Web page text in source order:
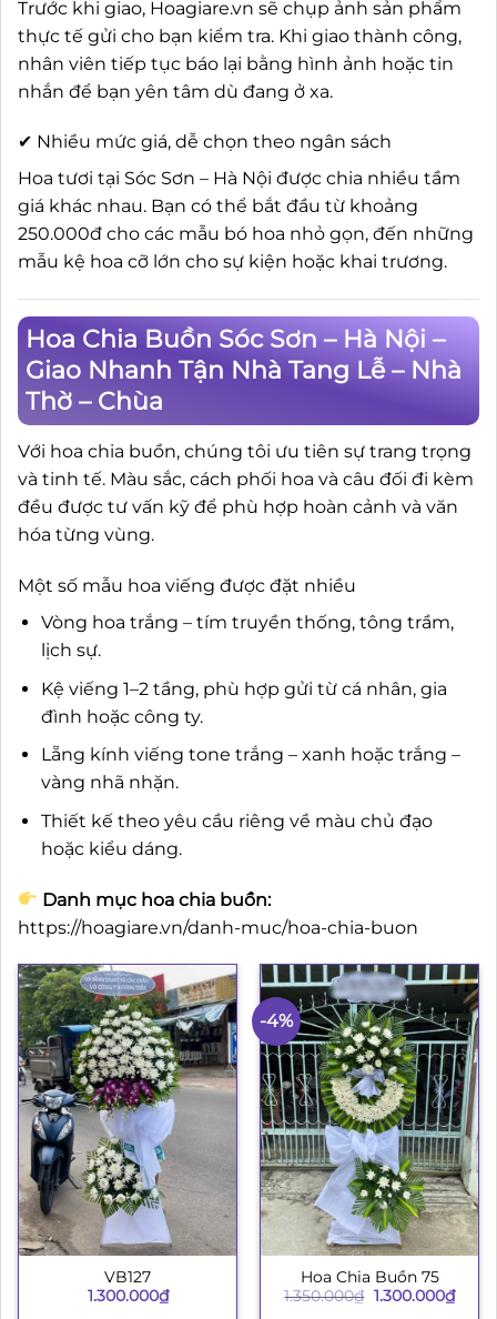
Trước khi giao, Hoagiare.vn sẽ chụp ảnh sản phẩm
thực tế gửi cho bạn kiểm tra. Khi giao thành công,
nhân viên tiếp tục báo lại bằng hình ảnh hoặc tin
nhắn để bạn yên tâm dù đang ở xa.
✔ Nhiều mức giá, dễ chọn theo ngân sách
Hoa tươi tại Sóc Sơn – Hà Nội được chia nhiều tầm
giá khác nhau. Bạn có thể bắt đầu từ khoảng
250.000đ cho các mẫu bó hoa nhỏ gọn, đến những
mẫu kệ hoa cỡ lớn cho sự kiện hoặc khai trương.
Hoa Chia Buồn Sóc Sơn – Hà Nội –
Giao Nhanh Tận Nhà Tang Lễ – Nhà
Thờ – Chùa
Với hoa chia buồn, chúng tôi ưu tiên sự trang trọng
và tinh tế. Màu sắc, cách phối hoa và câu đối đi kèm
đều được tư vấn kỹ để phù hợp hoàn cảnh và văn
hóa từng vùng.
Một số mẫu hoa viếng được đặt nhiều
Vòng hoa trắng – tím truyền thống, tông trầm,
lịch sự.
Kệ viếng 1–2 tầng, phù hợp gửi từ cá nhân, gia
đình hoặc công ty.
Lẵng kính viếng tone trắng – xanh hoặc trắng –
vàng nhã nhặn.
Thiết kế theo yêu cầu riêng về màu chủ đạo
hoặc kiểu dáng.
Danh mục hoa chia buồn:
https://hoagiare.vn/danh-muc/hoa-chia-buon
VB127
1.300.000₫
-4%
Hoa Chia Buồn 75
1.350.000₫ Giá
1.300.000₫Giá
hiện